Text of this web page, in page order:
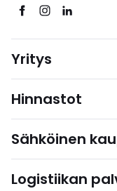
Yritys
Hinnastot
Sähköinen
Logistiikan